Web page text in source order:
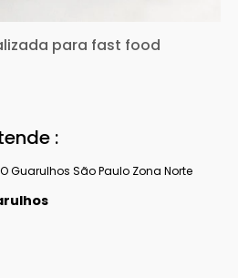
para fast food
:
Guarulhos São Paulo Zona Norte